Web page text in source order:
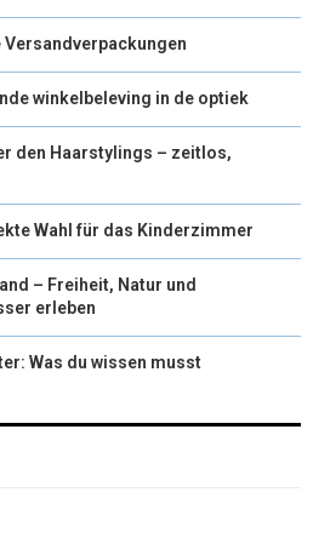
Versandverpackungen
winkelbeleving in de optiek
den Haarstylings – zeitlos,
Wahl für das Kinderzimmer
– Freiheit, Natur und
erleben
Was du wissen musst